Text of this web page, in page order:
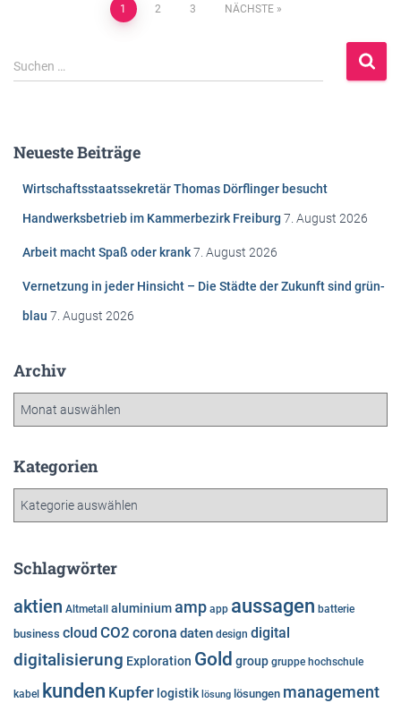
Beitragsnavigation
1 2 3 NÄCHSTE
S
u
n
Suchen …
Neueste Beiträge
Wirtschaftsstaatssekretär Thomas Dörflinger besucht
Handwerksbetrieb im Kammerbezirk Freiburg 7. August 2026
Arbeit macht Spaß oder krank7. August 2026
Vernetzung in jeder Hinsicht – Die Städte der Zukunft sind grün-
blau 7. August 2026
Archiv
h
Kategorien
g
r
i
e
Schlagwörter
aktien Altmetall aluminiumamp app aussagen batterie
business cloud CO2 corona daten design digital
digitalisierung Exploration Gold group gruppe hochschule
kabel kunden Kupfer logistik lösung lösungen management